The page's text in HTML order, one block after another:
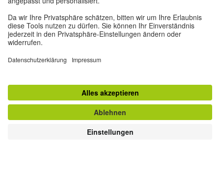
Daten verwenden wir gemäß unserer
Datenschutzrichtlinie.
Privatsphäre-Einstellungen
© Goethe-Institut 2026
Datenschutzerklärung